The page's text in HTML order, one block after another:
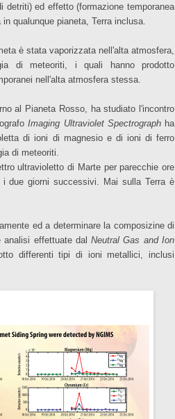
detriti) ed effetto (formazione temporanea
qualunque pianeta, Terra inclusa.
è stata vaporizzata nell'alta atmosfera,
di meteoriti, i quali hanno prodotto
nell'alta atmosfera stessa.
al Pianeta Rosso, ha studiato l'incontro
Imaging Ultraviolet Spectrographha
di ioni di magnesio e di ioni di ferro
di meteoriti.
ultravioletto di Marte per parecchie ore
due giorni successivi. Mai sulla Terra è
ed a determinare la composizine di
analisi effettuate dalNeutral Gas and Ion
differenti tipi di ioni metallici, inclusi